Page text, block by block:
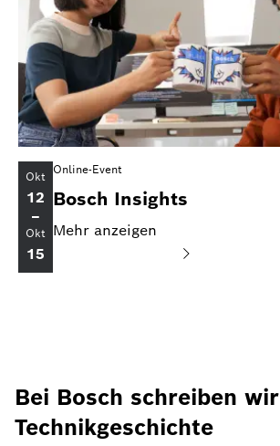
Okt
12
–
Okt
15
Online-Event
Bosch Insights
Mehr anzeigen
Bei Bosch schreiben wir
Technikgeschichte